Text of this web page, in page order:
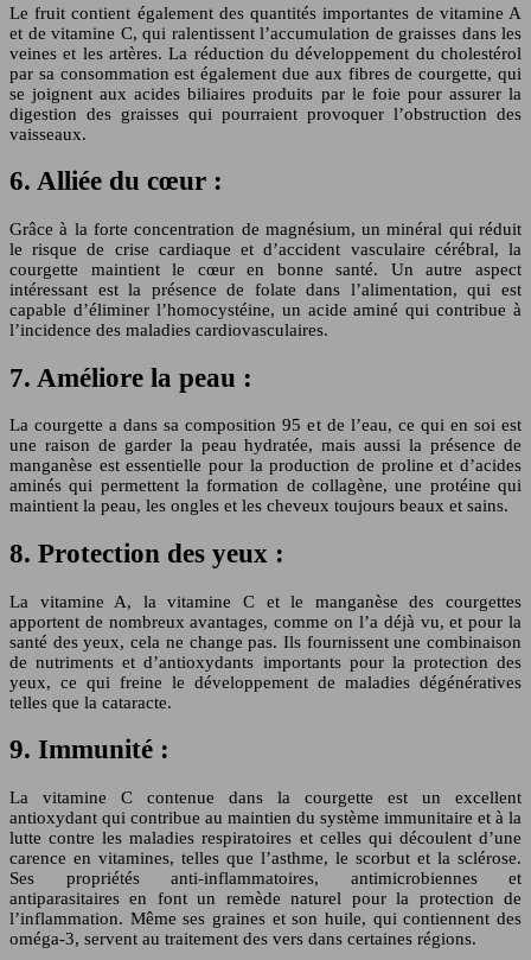
Le fruit contient également des quantités importantes de vitamine A
et de vitamine C, qui ralentissent l’accumulation de graisses dans les
veines et les artères. La réduction du développement du cholestérol
par sa consommation est également due aux fibres de courgette, qui
se joignent aux acides biliaires produits par le foie pour assurer la
digestion des graisses qui pourraient provoquer l’obstruction des
vaisseaux.
6. Alliée du cœur :
Grâce à la forte concentration de magnésium, un minéral qui réduit
le risque de crise cardiaque et d’accident vasculaire cérébral, la
courgette maintient le cœur en bonne santé. Un autre aspect
intéressant est la présence de folate dans l’alimentation, qui est
capable d’éliminer l’homocystéine, un acide aminé qui contribue à
l’incidence des maladies cardiovasculaires.
7. Améliore la peau :
La courgette a dans sa composition 95 et de l’eau, ce qui en soi est
une raison de garder la peau hydratée, mais aussi la présence de
manganèse est essentielle pour la production de proline et d’acides
aminés qui permettent la formation de collagène, une protéine qui
maintient la peau, les ongles et les cheveux toujours beaux et sains.
8. Protection des yeux :
La vitamine A, la vitamine C et le manganèse des courgettes
apportent de nombreux avantages, comme on l’a déjà vu, et pour la
santé des yeux, cela ne change pas. Ils fournissent une combinaison
de nutriments et d’antioxydants importants pour la protection des
yeux, ce qui freine le développement de maladies dégénératives
telles que la cataracte.
9. Immunité :
La vitamine C contenue dans la courgette est un excellent
antioxydant qui contribue au maintien du système immunitaire et à la
lutte contre les maladies respiratoires et celles qui découlent d’une
carence en vitamines, telles que l’asthme, le scorbut et la sclérose.
Ses propriétés anti-inflammatoires, antimicrobiennes et
antiparasitaires en font un remède naturel pour la protection de
l’inflammation. Même ses graines et son huile, qui contiennent des
oméga-3, servent au traitement des vers dans certaines régions.